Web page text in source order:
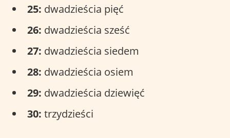
25: dwadzieścia pięć
26: dwadzieścia sześć
27: dwadzieścia siedem
28: dwadzieścia osiem
29: dwadzieścia dziewięć
30: trzydzieści